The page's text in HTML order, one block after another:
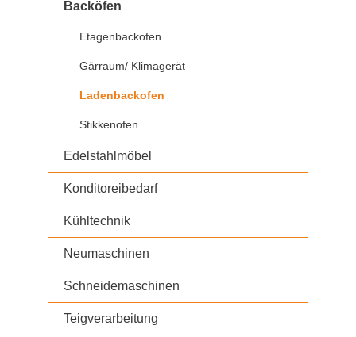
Backöfen
Etagenbackofen
Gärraum/ Klimagerät
Ladenbackofen
Stikkenofen
Edelstahlmöbel
Konditoreibedarf
Kühltechnik
Neumaschinen
Schneidemaschinen
Teigverarbeitung